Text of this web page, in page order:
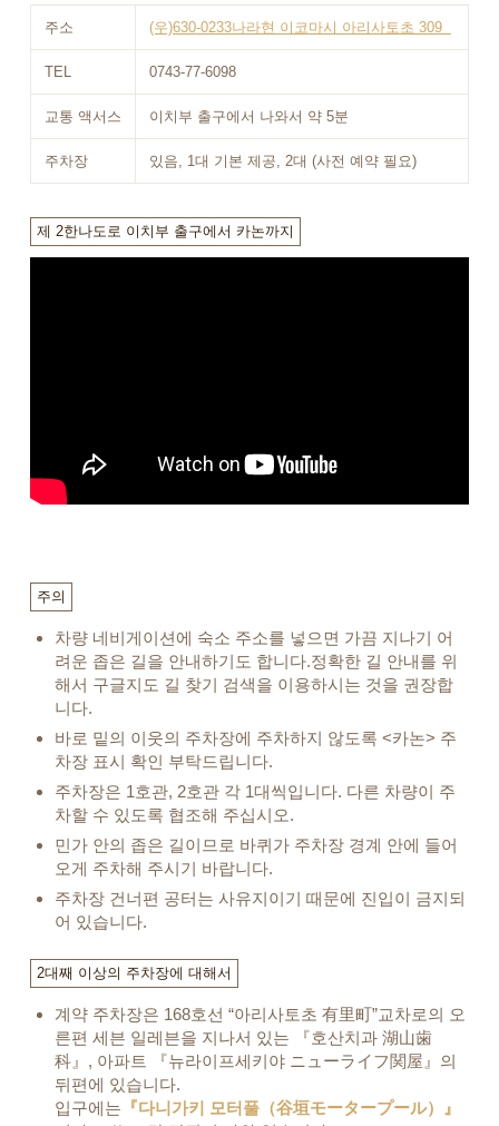
주소 (우)630-0233나라현 이코마시 아리사토초 309
TEL 0743-77-6098
교통 액서스 이치부 출구에서 나와서 약 5분
주차장 있음, 1대 기본 제공, 2대 (사전 예약 필요)
제 2한나도로 이치부 출구에서 카논까지
주의
차량 네비게이션에 숙소 주소를 넣으면 가끔 지나기 어
려운 좁은 길을 안내하기도 합니다.정확한 길 안내를 위
해서 구글지도 길 찾기 검색을 이용하시는 것을 권장합
니다.
바로 밑의 이웃의 주차장에 주차하지 않도록 <카논> 주
차장 표시 확인 부탁드립니다.
주차장은 1호관, 2호관 각 1대씩입니다. 다른 차량이 주
차할 수 있도록 협조해 주십시오.
민가 안의 좁은 길이므로 바퀴가 주차장 경계 안에 들어
오게 주차해 주시기 바랍니다.
주차장 건너편 공터는 사유지이기 때문에 진입이 금지되
어 있습니다.
2대째 이상의 주차장에 대해서
계약 주차장은 168호선 “아리사토초 有里町”교차로의 오
른편 세븐 일레븐을 지나서 있는 『호산치과 湖山歯
科』, 아파트 『뉴라이프세키야 ニューライフ関屋』의
뒤편에 있습니다.
입구에는 『다니가키 모터풀（谷垣モータープール）』